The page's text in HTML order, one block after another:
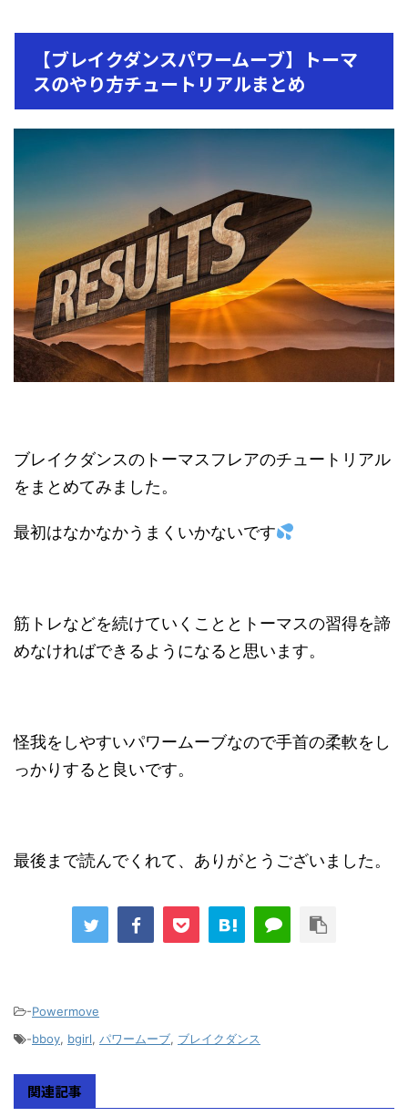
【ブレイクダンスパワームーブ】トーマ
スのやり方チュートリアルまとめ
ブレイクダンスのトーマスフレアのチュートリアル
をまとめてみました。
最初はなかなかうまくいかないです
筋トレなどを続けていくこととトーマスの習得を諦
めなければできるようになると思います。
怪我をしやすいパワームーブなので手首の柔軟をし
っかりすると良いです。
最後まで読んでくれて、ありがとうございました。
-Powermove
-bboy, bgirl, パワームーブ, ブレイクダンス
関連記事